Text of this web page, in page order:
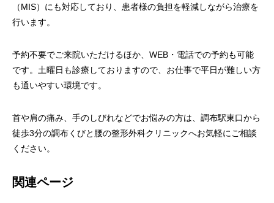
（MIS）にも対応しており、患者様の負担を軽減しながら治療を
行います。
予約不要でご来院いただけるほか、WEB・電話での予約も可能
です。土曜日も診療しておりますので、お仕事で平日が難しい方
も通いやすい環境です。
首や肩の痛み、手のしびれなどでお悩みの方は、調布駅東口から
徒歩3分の調布くびと腰の整形外科クリニックへお気軽にご相談
ください。
関連ページ